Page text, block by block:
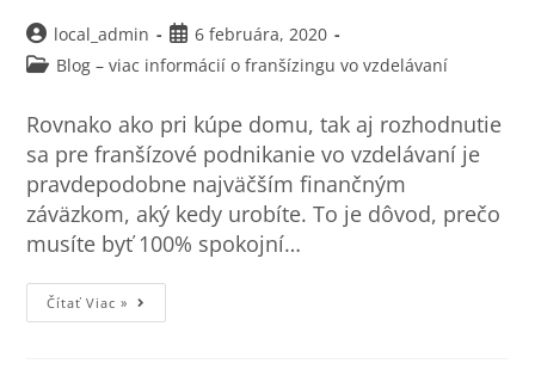
local_admin
6 februára, 2020
Blog – viac informácií o franšízingu vo vzdelávaní
Rovnako ako pri kúpe domu, tak aj rozhodnutie
sa pre franšízové podnikanie vo vzdelávaní je
pravdepodobne najväčším finančným
záväzkom, aký kedy urobíte. To je dôvod, prečo
musíte byť 100% spokojní…
Čítať Viac »